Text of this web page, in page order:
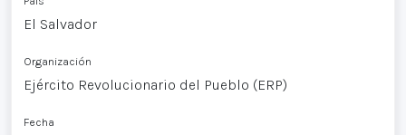
El Salvador
Organización
Ejército Revolucionario del Pueblo (ERP)
Fecha